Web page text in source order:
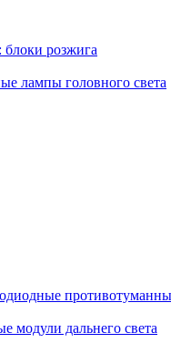
розжига
лампы головного света
модули дальнего света